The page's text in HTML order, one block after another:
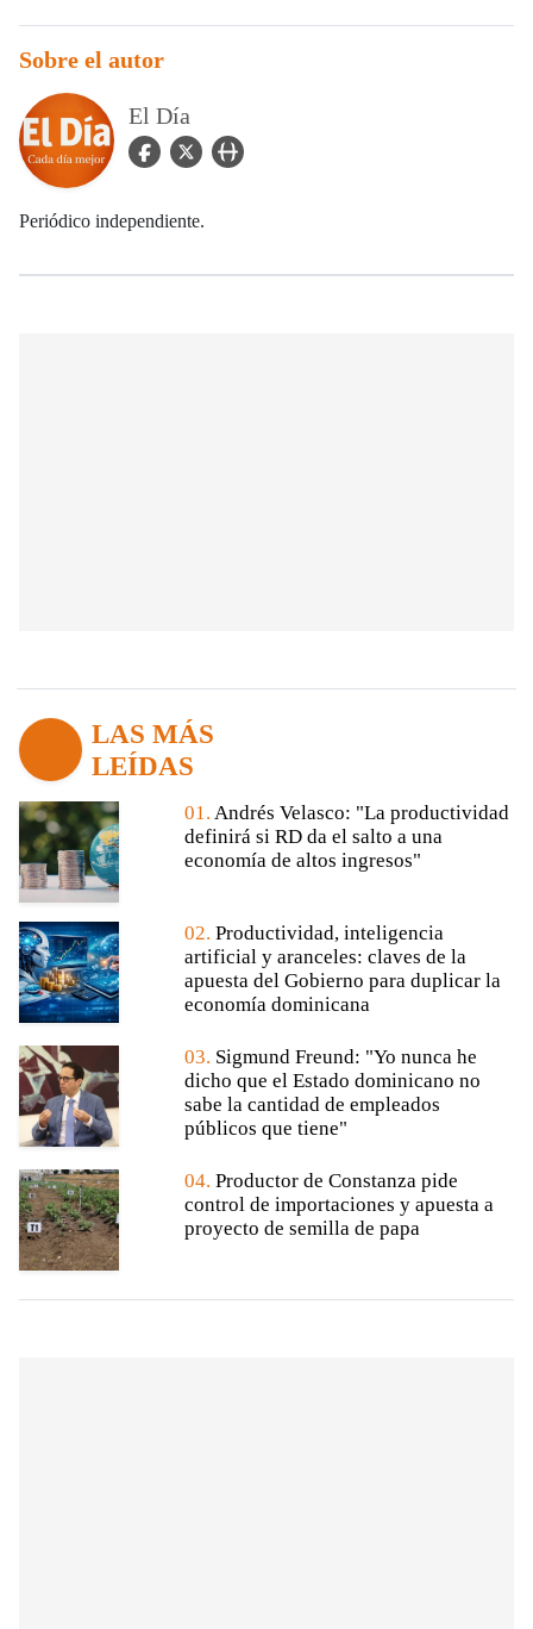
Sobre el autor
El Día
facebook Icon
twitter Iconuser_url Icon
Periódico independiente.
LAS MÁS
LEÍDAS
01. Andrés Velasco: "La productividad
definirá si RD da el salto a una
economía de altos ingresos"
02. Productividad, inteligencia
artificial y aranceles: claves de la
apuesta del Gobierno para duplicar la
economía dominicana
03. Sigmund Freund: "Yo nunca he
dicho que el Estado dominicano no
sabe la cantidad de empleados
públicos que tiene"
04. Productor de Constanza pide
control de importaciones y apuesta a
proyecto de semilla de papa